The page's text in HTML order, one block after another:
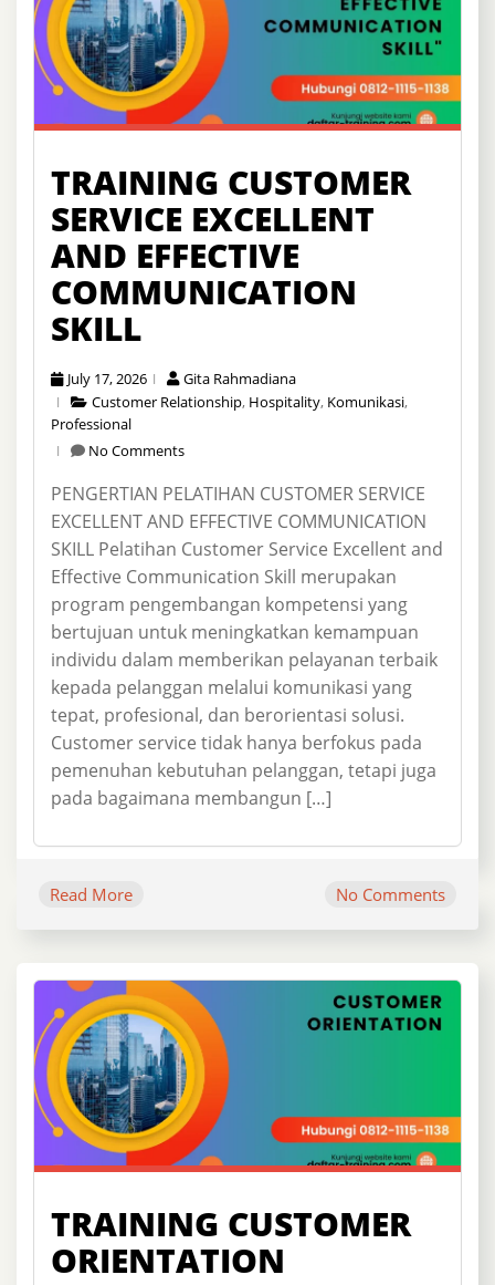
TRAINING CUSTOMER
SERVICE EXCELLENT
AND EFFECTIVE
COMMUNICATION
SKILL
July 17, 2026
Gita Rahmadiana
Customer Relationship, Hospitality, Komunikasi,
Professional
No Comments
PENGERTIAN PELATIHAN CUSTOMER SERVICE
EXCELLENT AND EFFECTIVE COMMUNICATION
SKILL Pelatihan Customer Service Excellent and
Effective Communication Skill merupakan
program pengembangan kompetensi yang
bertujuan untuk meningkatkan kemampuan
individu dalam memberikan pelayanan terbaik
kepada pelanggan melalui komunikasi yang
tepat, profesional, dan berorientasi solusi.
Customer service tidak hanya berfokus pada
pemenuhan kebutuhan pelanggan, tetapi juga
pada bagaimana membangun […]
Read More No Comments
TRAINING CUSTOMER
ORIENTATION